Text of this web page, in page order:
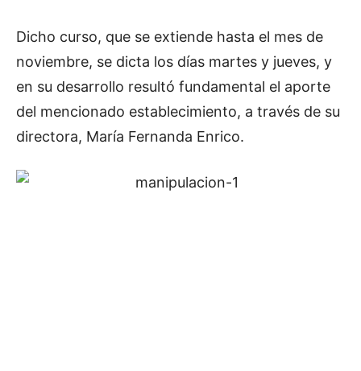
Dicho curso, que se extiende hasta el mes de
noviembre, se dicta los días martes y jueves, y
en su desarrollo resultó fundamental el aporte
del mencionado establecimiento, a través de su
directora, María Fernanda Enrico.